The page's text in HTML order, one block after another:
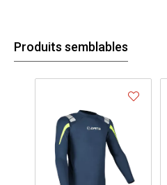
Produits semblables